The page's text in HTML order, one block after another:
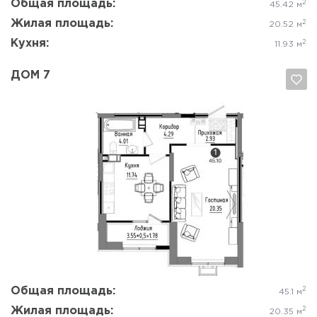
Общая площадь: 45.42 м 2
Жилая площадь: 20.52 м 2
Кухня: 11.93 м 2
ДОМ 7
Общая площадь: 45.1 м 2
Жилая площадь: 20.35 м 2
Отмена